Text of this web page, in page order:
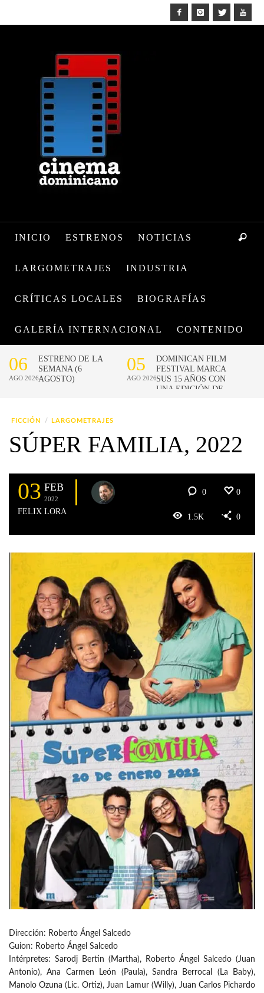
INICIO ESTRENOS NOTICIAS
LARGOMETRAJES INDUSTRIA
CRÍTICAS LOCALES BIOGRAFÍAS
GALERÍA INTERNACIONAL CONTENIDO
FICCIÓN LARGOMETRAJES
SÚPER FAMILIA, 2022
03 FEB
2022
FELIX LORA
0 0
1.5K 0
Dirección: Roberto Ángel Salcedo
Guion: Roberto Ángel Salcedo
Intérpretes: Sarodj Bertin (Martha), Roberto Ángel Salcedo (Juan
Antonio), Ana Carmen León (Paula), Sandra Berrocal (La Baby),
Manolo Ozuna (Lic. Ortiz), Juan Lamur (Willy), Juan Carlos Pichardo